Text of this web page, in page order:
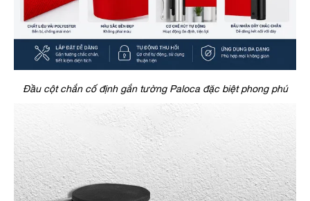
Đầu cột chắn cố định gắn tường Paloca đặc biệt phong phú